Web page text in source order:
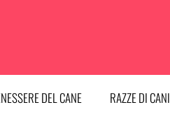
DEL CANE RAZZE DI CANI